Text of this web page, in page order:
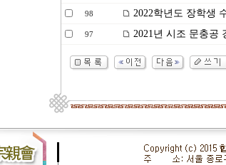
98 2022학년도 장학생
97 2021년 시조 문충공